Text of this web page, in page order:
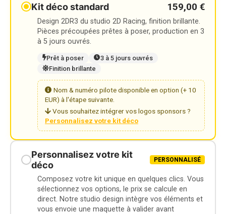
Kit déco standard 159,00 €
Design 2DR3 du studio 2D Racing, finition brillante.
Pièces précoupées prêtes à poser, production en 3
à 5 jours ouvrés.
Prêt à poser
3 à 5 jours ouvrés
Finition brillante
Nom & numéro pilote disponible en option (+ 10
EUR) à l'étape suivante.
Vous souhaitez intégrer vos logos sponsors ?
Personnalisez votre kit déco
Personnalisez votre kit
déco
PERSONNALISÉ
Composez votre kit unique en quelques clics. Vous
sélectionnez vos options, le prix se calcule en
direct. Notre studio design intègre vos éléments et
vous envoie une maquette à valider avant